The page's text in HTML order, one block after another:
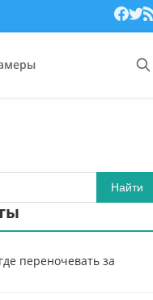
Найти
переночевать за